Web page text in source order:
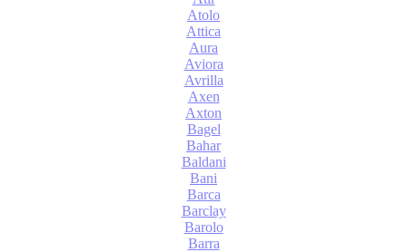
Atolo
Attica
Aura
Aviora
Avrilla
Axen
Axton
Bagel
Bahar
Baldani
Bani
Barca
Barclay
Barolo
Barra